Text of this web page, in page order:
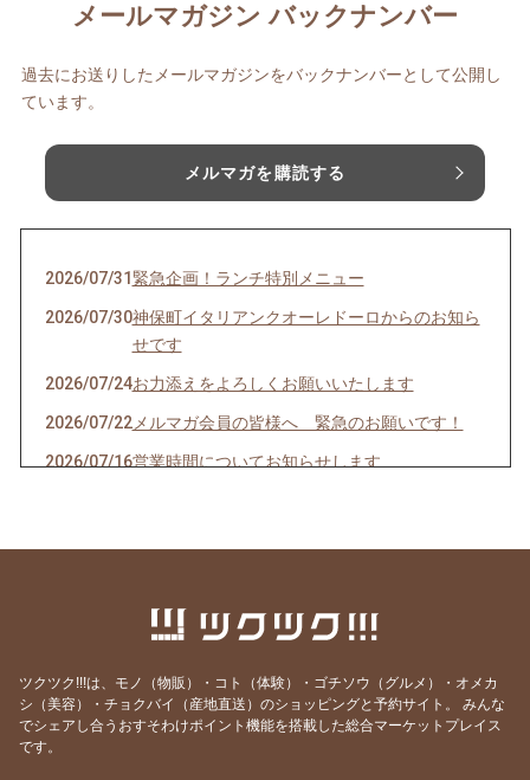
メールマガジン バックナンバー
過去にお送りしたメールマガジンをバックナンバーとして公開し
ています。
メルマガを購読する
2026/07/31 緊急企画！ランチ特別メニュー
2026/07/30神保町イタリアンクオーレドーロからのお知ら
せです
2026/07/24お力添えをよろしくお願いいたします
2026/07/22メルマガ会員の皆様へ 緊急のお願いです！
2026/07/16営業時間についてお知らせします
急なお知らせですみません！
2026/06/19 モモのパスタの試作を作りました
2026/06/09 先週はほとんどランチ営業ができず・・・申し
ツクツク!!!は、モノ（物販）・コト（体験）・ゴチソウ（グルメ）・オメカ
シ（美容）・チョクバイ（産地直送）のショッピングと予約サイト。
みんな
でシェアし合うおすそわけポイント機能を搭載した総合マーケットプレイス
です。